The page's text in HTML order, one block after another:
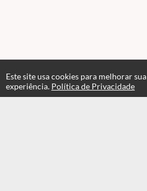
Este site usa cookies para melhorar sua
experiência. Política de Privacidade